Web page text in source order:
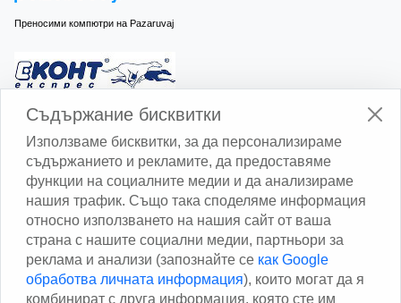
Преносими компютри на Pazaruvaj
Изчисли доставката с Еконт
Изчисли доставката със Спиди
Facebook
Съдържание бисквитки
Използваме бисквитки, за да персонализираме
съдържанието и рекламите, да предоставяме
функции на социалните медии и да анализираме
нашия трафик. Също така споделяме информация
относно използването на нашия сайт от ваша
страна с нашите социални медии, партньори за
реклама и анализи (запознайте се как Google
обработва личната информация), които могат да я
комбинират с друга информация, която сте им